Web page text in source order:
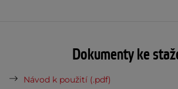
Dokumenty ke
Návod k použití (.pdf)